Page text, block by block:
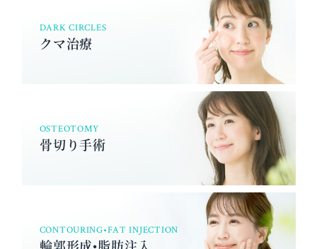
DARK CIRCLES
クマ治療
OSTEOTOMY
骨切り手術
CONTOURING•FAT INJECTION